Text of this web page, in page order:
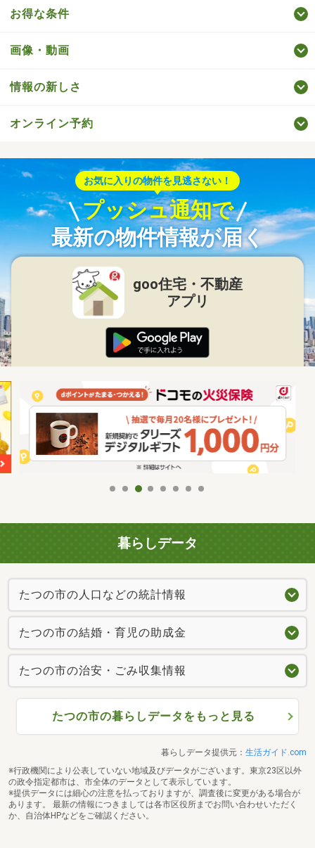
お得な条件
画像・動画
情報の新しさ
オンライン予約
お気に入りの物件を見逃さない！
プッシュ通知で
最新の物件情報が届く
goo住宅・不動産
アプリ
暮らしデータ
たつの市の人口などの統計情報
たつの市の結婚・育児の助成金
たつの市の治安・ごみ収集情報
たつの市の暮らしデータをもっと見る
暮らしデータ提供元： 生活ガイド.com
※行政機関により公表していない地域及びデータがございます。東京23区以外
の政令指定都市は、市全体のデータとして表示しています。
※提供データには細心の注意を払っておりますが、調査後に変更がある場合が
あります。 最新の情報につきましては各市区役所までお問い合わせいただく
か、自治体HPなどをご確認ください。